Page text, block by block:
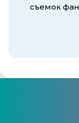
съемок